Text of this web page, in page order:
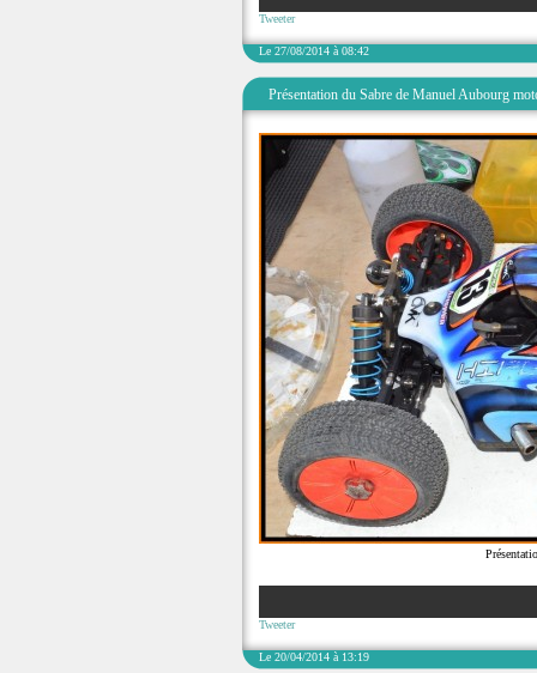
Tweeter
Le 27/08/2014 à 08:42
Présentation du Sabre de Manuel Aubourg
Tweeter
Le 20/04/2014 à 13:19